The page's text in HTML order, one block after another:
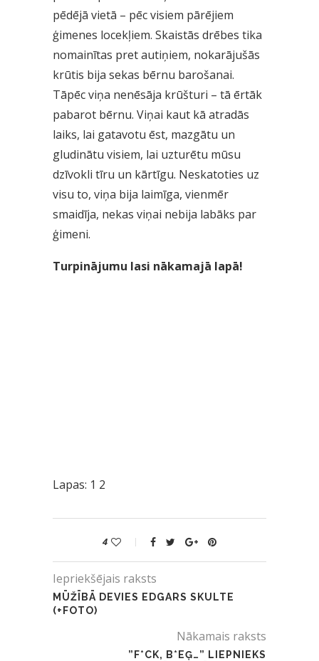
pēdējā vietā – pēc visiem pārējiem
ģimenes locekļiem. Skaistās drēbes tika
nomainītas pret autiņiem, nokarājušās
krūtis bija sekas bērnu barošanai.
Tāpēc viņa nenēsāja krūšturi – tā ērtāk
pabarot bērnu. Viņai kaut kā atradās
laiks, lai gatavotu ēst, mazgātu un
gludinātu visiem, lai uzturētu mūsu
dzīvokli tīru un kārtīgu. Neskatoties uz
visu to, viņa bija laimīga, vienmēr
smaidīja, nekas viņai nebija labāks par
ģimeni.
Turpinājumu lasi nākamajā lapā!
Lapas: 1 2
4
Iepriekšējais raksts
MŪŽĪBĀ DEVIES EDGARS SKULTE
(+FOTO)
Nākamais raksts
”F*CK, B*EĢ…” LIEPNIEKS